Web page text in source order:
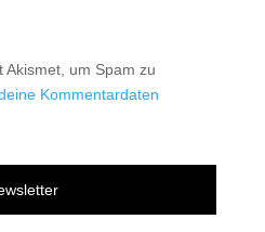
Akismet, um Spam zu
Kommentardaten